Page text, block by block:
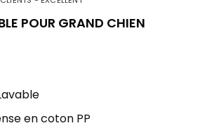
POUR GRAND CHIEN
en coton PP